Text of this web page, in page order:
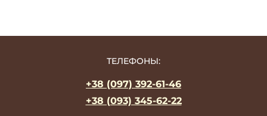
ТЕЛЕФОНЫ:
+38 (097) 392-61-46
+38 (093) 345-62-22